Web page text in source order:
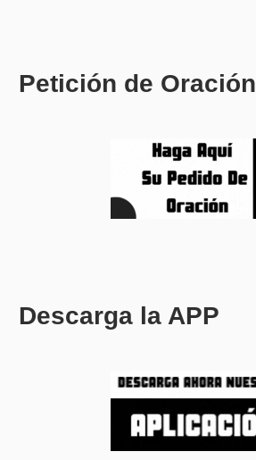
Petición de Oración
Descarga la APP